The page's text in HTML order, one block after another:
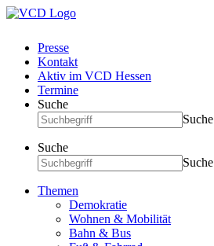
Presse
Kontakt
Aktiv im VCD Hessen
Termine
Suche
Suche
Suche
Suche
Themen
Demokratie
Wohnen & Mobilität
Bahn & Bus